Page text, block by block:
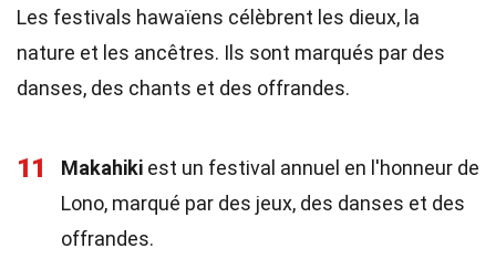
Les festivals hawaïens célèbrent les dieux, la
nature et les ancêtres. Ils sont marqués par des
danses, des chants et des offrandes.
11 Makahiki est un festival annuel en l'honneur de
Lono, marqué par des jeux, des danses et des
offrandes.